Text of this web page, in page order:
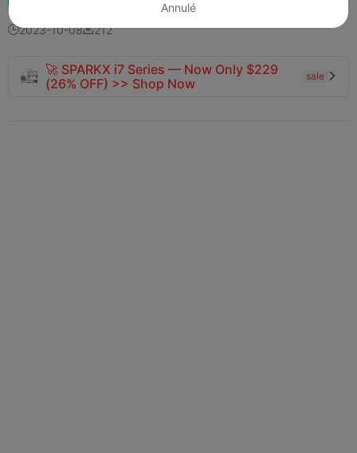
2023-10-08212
🚀 SPARKX i7 Series — Now Only $229
(26% OFF) >> Shop Now
sale 
Annulé